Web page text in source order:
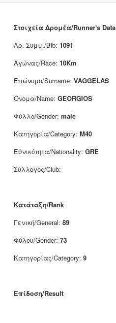
Στοιχεία Δρομέα/Runner's Data
Αρ. Συμμ./Bib: 1091
Αγώνας/Race: 10Km
Επώνυμο/Surname: VAGGELAS
Όνομα/Name: GEORGIOS
Φύλλο/Gender: male
Κατηγορία/Category: M40
Εθνικότητα/Nationality: GRE
Σύλλογος/Club:
Κατάταξη/Rank
Γενική/General: 89
Φύλου/Gender: 73
Κατηγορίας/Category: 9
Επίδοση/Result